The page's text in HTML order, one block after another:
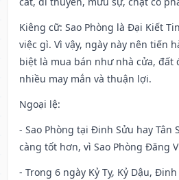
Kiêng cữ: Sao Phòng là Đại Kiết
việc gì. Vì vậy, ngày này nên tiến
biệt là mua bán như nhà cửa, đất
nhiều may mắn và thuận lợi.
Ngoại lệ:
- Sao Phòng tại Đinh Sửu hay Tân
càng tốt hơn, vì Sao Phòng Đăng
- Trong 6 ngày Kỷ Tỵ, Kỷ Dậu,